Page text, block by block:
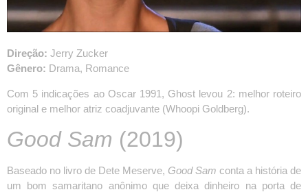
Direção: Jerry Zucker
Gênero: Drama, Romance
Com 5 indicações ao Oscar 1991, Ghost levou 2: melhor roteiro
original e melhor atriz coadjuvante (Whoopi Goldberg).
Good Sam (2019)
Baseado no livro de Dete Meserve, Good Sam conta a história de
um bom samaritano anônimo que deixa dinheiro na porta de